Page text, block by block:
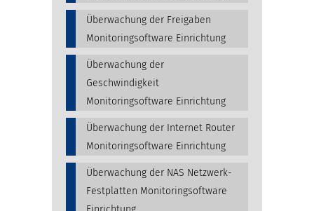
Überwachung der Freigaben
Monitoringsoftware Einrichtung
Überwachung der
Geschwindigkeit
Monitoringsoftware Einrichtung
Überwachung der Internet Router
Monitoringsoftware Einrichtung
Überwachung der NAS Netzwerk-
Festplatten Monitoringsoftware